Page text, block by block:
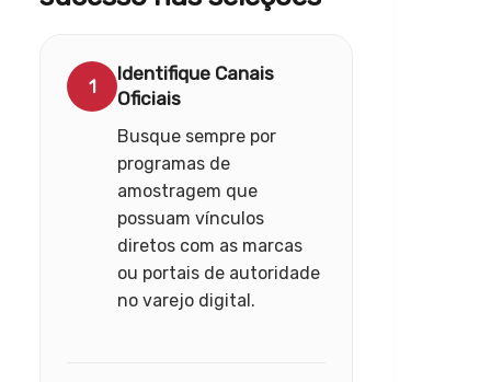
1
Identifique Canais
Oficiais
Busque sempre por
programas de
amostragem que
possuam vínculos
diretos com as marcas
ou portais de autoridade
no varejo digital.